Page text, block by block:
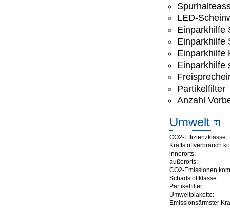
LED-
Einparkhilfe
Einparkhilfe
Einparkhilfe
Einparkhilfe
Partikelfilter
Anzahl
Umwelt
CO2-Effizienzklasse:
Kraftstoffverbrauch
innerorts:
außerorts:
CO2-Emissionen
Schadstoffklasse:
Partikelfilter:
Umweltplakette:
Emissionsärmster